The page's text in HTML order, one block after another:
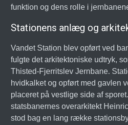
funktion og dens rolle i
Stationens anlæg og
Vandet Station blev opført ved
fulgte det arkitektoniske udtryk,
Thisted-Fjerritslev Jernbane.
hvidkalket og opført med gavlen
placeret på vestlige side af
statsbanernes overarkitekt
stod bag en lang række